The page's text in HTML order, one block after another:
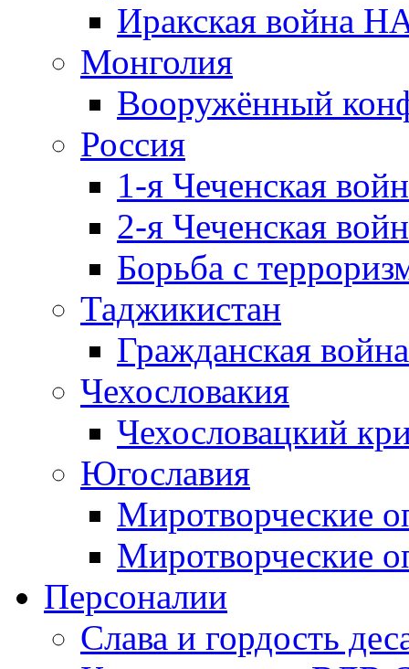
Иракская война
Монголия
Вооружённый
Россия
1-я Чеченская
2-я Чеченская
Борьба с
Таджикистан
Гражданская
Чехословакия
Чехословацкий
Югославия
Миротворческие
Миротворческие
Персоналии
Слава и гордость